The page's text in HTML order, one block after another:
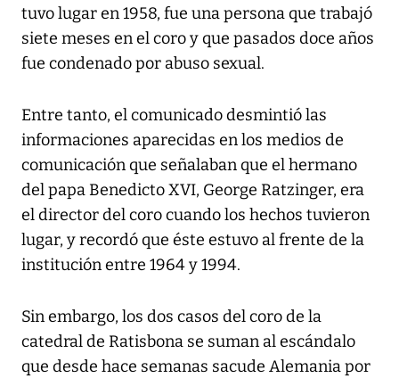
tuvo lugar en 1958, fue una persona que trabajó
siete meses en el coro y que pasados doce años
fue condenado por abuso sexual.
Entre tanto, el comunicado desmintió las
informaciones aparecidas en los medios de
comunicación que señalaban que el hermano
del papa Benedicto XVI, George Ratzinger, era
el director del coro cuando los hechos tuvieron
lugar, y recordó que éste estuvo al frente de la
institución entre 1964 y 1994.
Sin embargo, los dos casos del coro de la
catedral de Ratisbona se suman al escándalo
que desde hace semanas sacude Alemania por